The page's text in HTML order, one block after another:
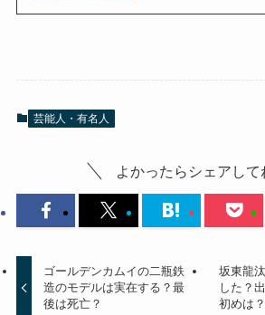
芸能人・有名人
よかったらシェアして
ゴールデンカムイの二瓶鉄
造のモデルは実在する？最
後は死亡？
坂東龍
した？
初めは？